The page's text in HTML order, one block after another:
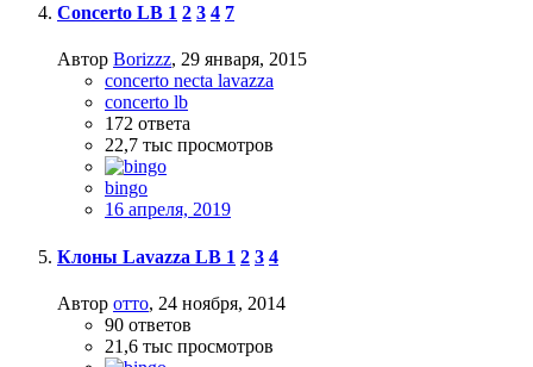
Concerto LB 1 2 3 4 7
Автор Borizzz, 29 января, 2015
concerto necta lavazza
concerto lb
172 ответа
22,7 тыс просмотров
bingo
16 апреля, 2019
Клоны Lavazza LB 1 2 3 4
Автор отто, 24 ноября, 2014
90 ответов
21,6 тыс просмотров